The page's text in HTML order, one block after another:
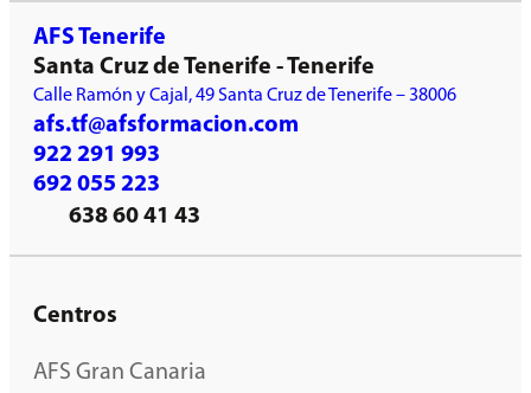
AFS Tenerife
Santa Cruz de Tenerife - Tenerife
Calle Ramón y Cajal, 49 Santa Cruz de Tenerife – 38006
afs.tf@afsformacion.com
922 291 993
692 055 223
638 60 41 43
Centros
AFS Gran Canaria